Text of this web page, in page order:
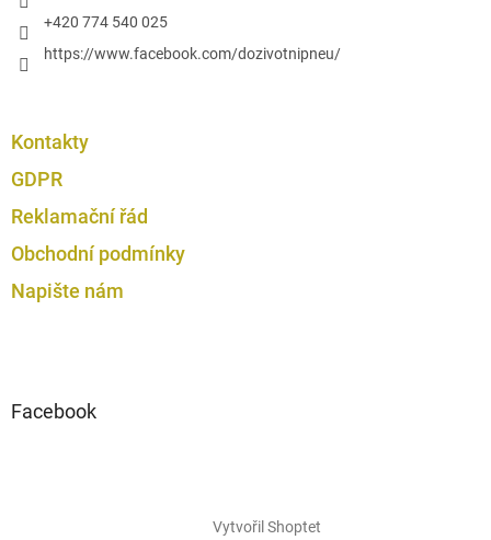
+420 774 540 025
https://www.facebook.com/dozivotnipneu/
Kontakty
GDPR
Reklamační řád
Obchodní podmínky
Napište nám
Facebook
Vytvořil Shoptet